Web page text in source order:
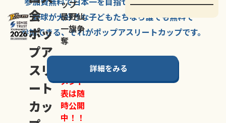
会
ポッ
プア
スリ
ート
カッ
ップ
星野仙
一旗争
奪
メント
表は随
時公開
中！！
野球が大好きな子どもたちなら誰でも無料で
参加できる、それがポップアスリートカップです。
詳細をみる